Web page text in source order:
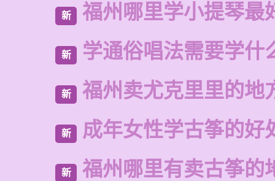
新 福州哪里学小提琴最
新 学通俗唱法需要学什
新 福州卖尤克里里的地
新 成年女性学古筝的好
新 福州哪里有卖古筝的